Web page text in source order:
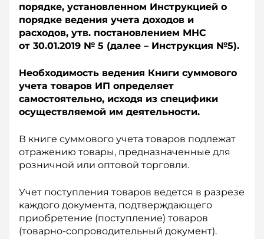
порядке, установленном Инструкцией о
порядке ведения учета доходов и
расходов, утв. постановлением МНС
от 30.01.2019 № 5 (далее – Инструкция №5).
Необходимость ведения Книги суммового
учета товаров ИП определяет
самостоятельно, исходя из специфики
осуществляемой им деятельности.
В книге суммового учета товаров подлежат
отражению товары, предназначенные для
розничной или оптовой торговли.
Учет поступления товаров ведется в разрезе
каждого документа, подтверждающего
приобретение (поступление) товаров
(товарно-сопроводительный документ).